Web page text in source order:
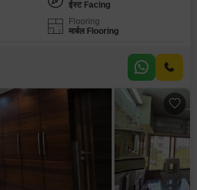
ईस्ट Facing
Flooring
मार्बल Flooring